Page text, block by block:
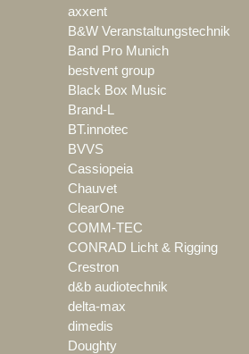
axxent
B&W Veranstaltungstechnik
Band Pro Munich
bestvent group
Black Box Music
Brand-L
BT.innotec
BVVS
Cassiopeia
Chauvet
ClearOne
COMM-TEC
CONRAD Licht & Rigging
Crestron
d&b audiotechnik
delta-max
dimedis
Doughty